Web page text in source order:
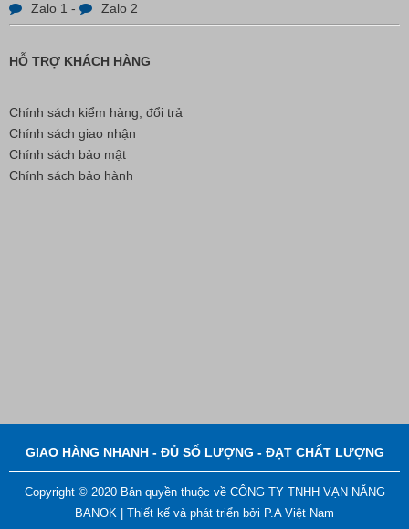
Liên hệ
Zalo 1 - Zalo 2
HỖ TRỢ KHÁCH HÀNG
Chính sách kiểm hàng, đổi trả
Chính sách giao nhận
Chính sách bảo mật
Chính sách bảo hành
GIAO HÀNG NHANH - ĐỦ SỐ LƯỢNG - ĐẠT CHẤT LƯỢNG
Copyright © 2020 Bản quyền thuộc về CÔNG TY TNHH VẠN NĂNG
BANOK | Thiết kế và phát triển bởi P.A Việt Nam